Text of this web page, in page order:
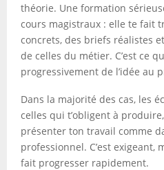
théorie. Une formation
cours magistraux : elle te fait
concrets, des briefs réalistes
de celles du métier. C’est ce
progressivement de l’idée au
Dans la majorité des cas, les
celles qui t’obligent à
présenter ton travail comme
professionnel. C’est exigeant,
fait progresser rapidement.